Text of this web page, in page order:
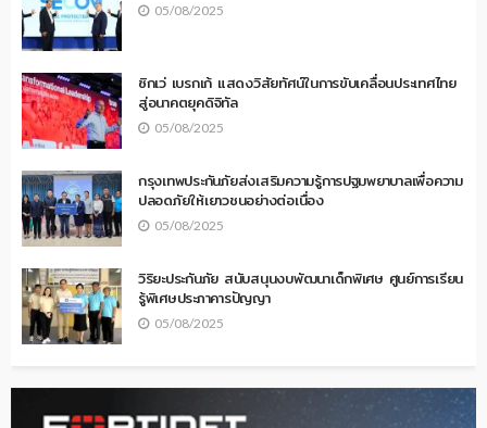
05/08/2025
ซิกเว่ เบรกเก้ แสดงวิสัยทัศน์ในการขับเคลื่อนประเทศไทย
สู่อนาคตยุคดิจิทัล
05/08/2025
กรุงเทพประกันภัยส่งเสริมความรู้การปฐมพยาบาลเพื่อความ
ปลอดภัยให้เยาวชนอย่างต่อเนื่อง
05/08/2025
วิริยะประกันภัย สนับสนุนงบพัฒนาเด็กพิเศษ ศูนย์การเรียน
รู้พิเศษประภาคารปัญญา
05/08/2025